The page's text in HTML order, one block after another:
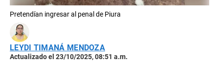
Pretendían ingresar al penal de Piura
LEYDI TIMANÁ MENDOZA
Actualizado el 23/10/2025, 08:51 a.m.